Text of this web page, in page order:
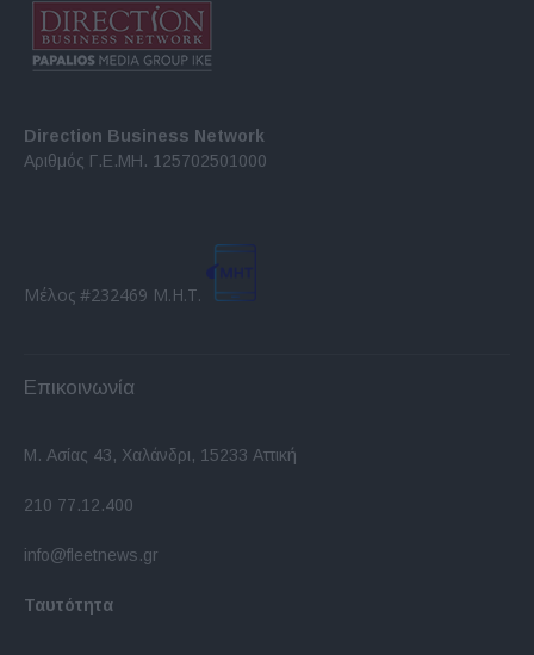
Direction Business Network
Αριθμός Γ.Ε.ΜΗ. 125702501000
Μέλος #232469 Μ.Η.Τ.
Επικοινωνία
Μ. Ασίας 43, Χαλάνδρι, 15233 Αττική
210 77.12.400
info@fleetnews.gr
Ταυτότητα